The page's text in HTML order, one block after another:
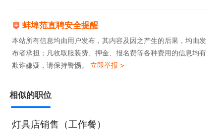
蚌埠范直聘安全提醒
本站所有信息均由用户发布，其内容及因之产生的后果，均由发
布者承担；凡收取服装费、押金、报名费等各种费用的信息均有
欺诈嫌疑，请保持警惕。 立即举报 >
相似的职位
灯具店销售（工作餐）